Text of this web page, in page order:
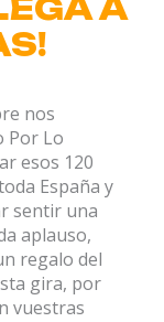
A
nos
Por Lo
esos 120
España y
sentir una
aplauso,
regalo del
gira, por
vuestras